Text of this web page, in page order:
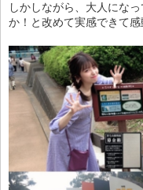
しかしながら、大人にな
か！と改めて実感できて感